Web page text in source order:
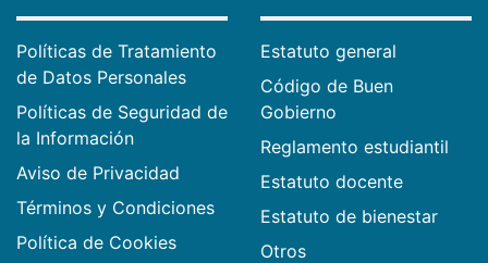
Políticas de Tratamiento
de Datos Personales
Políticas de Seguridad de
la Información
Aviso de Privacidad
Términos y Condiciones
Política de Cookies
Estatuto general
Código de Buen
Gobierno
Reglamento estudiantil
Estatuto docente
Estatuto de bienestar
Otros